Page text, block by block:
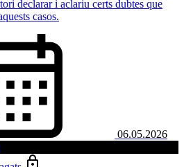
declarar i aclariu certs dubtes que
casos.
06.05.2026